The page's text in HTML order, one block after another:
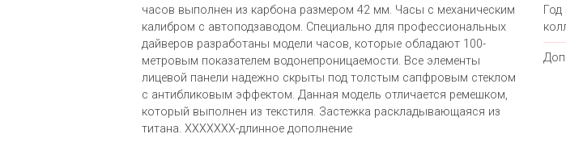
часов выполнен из карбона размером 42 мм. Часы с механическим
калибром с автоподзаводом. Специально для профессиональных
дайверов разработаны модели часов, которые обладают 100-
метровым показателем водонепроницаемости. Все элементы
лицевой панели надежно скрыты под толстым сапфровым стеклом
с антибликовым эффектом. Данная модель отличается ремешком,
который выполнен из текстиля. Застежка раскладывающаяся из
титана. XXXXXXX-длинное дополнение